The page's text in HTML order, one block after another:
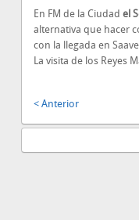
En FM de la Ciudad el
alternativa que hacer
con la llegada en
La visita de los Reyes
< Anterior